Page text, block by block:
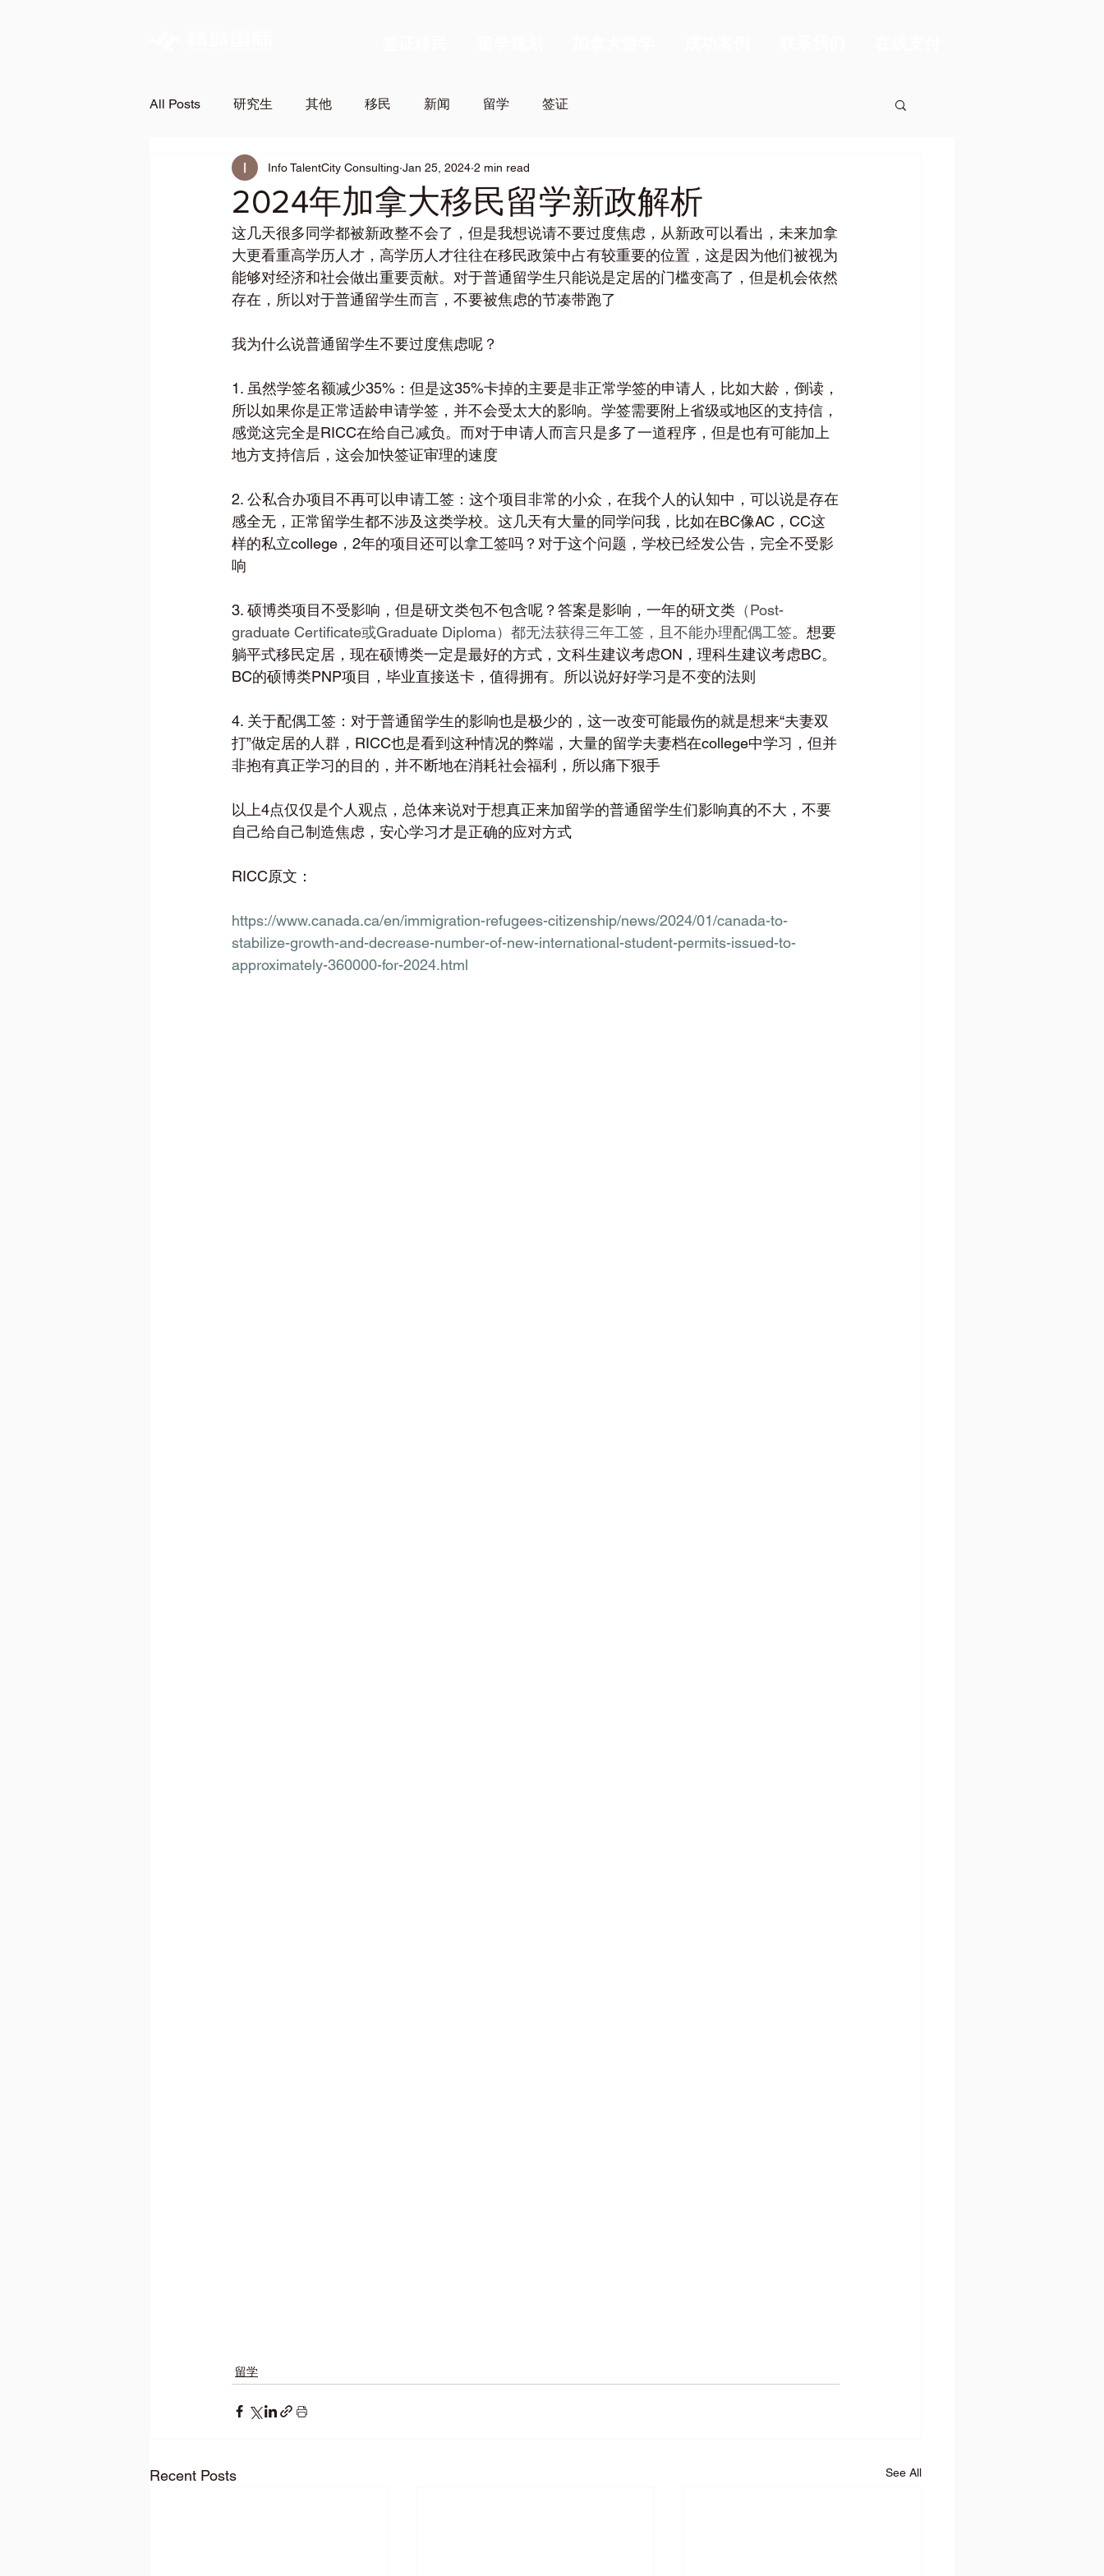
All Posts 研究生 其他 移民 新闻 留学 签证
2024年加拿大移民留学新政解析
Info TalentCity Consulting Jan 25, 2024 2 min read
这几天很多同学都被新政整不会了，但是我想说请不要过度焦虑，从新政可以看出，未来加拿
大更看重高学历人才，高学历人才往往在移民政策中占有较重要的位置，这是因为他们被视为
能够对经济和社会做出重要贡献。对于普通留学生只能说是定居的门槛变高了，但是机会依然
存在，所以对于普通留学生而言，不要被焦虑的节凑带跑了
我为什么说普通留学生不要过度焦虑呢？
1. 虽然学签名额减少35%：但是这35%卡掉的主要是非正常学签的申请人，比如大龄，倒读，
所以如果你是正常适龄申请学签，并不会受太大的影响。学签需要附上省级或地区的支持信，
感觉这完全是RICC在给自己减负。而对于申请人而言只是多了一道程序，但是也有可能加上
地方支持信后，这会加快签证审理的速度
2. 公私合办项目不再可以申请工签：这个项目非常的小众，在我个人的认知中，可以说是存在
感全无，正常留学生都不涉及这类学校。这几天有大量的同学问我，比如在BC像AC，CC这
样的私立college，2年的项目还可以拿工签吗？对于这个问题，学校已经发公告，完全不受影
响
3. 硕博类项目不受影响，但是研文类包不包含呢？答案是影响，一年的研文类 （Post-
graduate Certificate或Graduate Diploma）都无法获得三年工签，且不能办理配偶工签。想要
躺平式移民定居，现在硕博类一定是最好的方式，文科生建议考虑ON，理科生建议考虑BC。
BC的硕博类PNP项目，毕业直接送卡，值得拥有。所以说好好学习是不变的法则
4. 关于配偶工签：对于普通留学生的影响也是极少的，这一改变可能最伤的就是想来“夫妻双
打”做定居的人群，RICC也是看到这种情况的弊端，大量的留学夫妻档在college中学习，但并
非抱有真正学习的目的，并不断地在消耗社会福利，所以痛下狠手
以上4点仅仅是个人观点，总体来说对于想真正来加留学的普通留学生们影响真的不大，不要
自己给自己制造焦虑，安心学习才是正确的应对方式
RICC原文：
https://www.canada.ca/en/immigration-refugees-citizenship/news/2024/01/canada-to-
stabilize-growth-and-decrease-number-of-new-international-student-permits-issued-to-
approximately-360000-for-2024.html
留学
Recent Posts See All